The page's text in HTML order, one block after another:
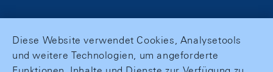
Diese Website verwendet Cookies, Analysetools
und weitere Technologien, um angeforderte